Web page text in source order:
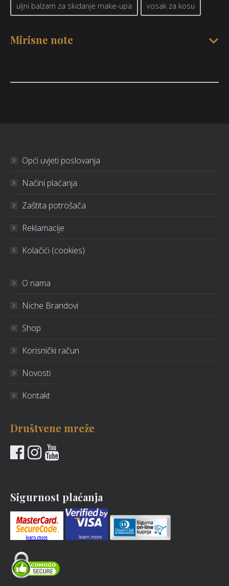
uljni balzam za skidanje make-upa vosak za kosu
Mirisne note
Opći uvjeti poslovanja
Načini plaćanja
Zaštita potrošača
Reklamacije
Kolačići (cookies)
O nama
Niche Brandovi
Shop
Korisnički račun
Novosti
Kontakt
Društvene mreže
Sigurnost plaćanja